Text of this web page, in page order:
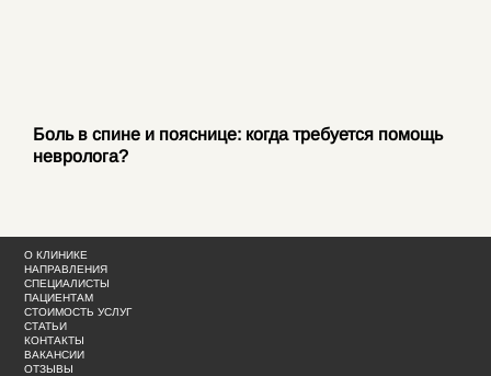
Боль в спине и пояснице: когда требуется помощь
невролога?
О КЛИНИКЕ
НАПРАВЛЕНИЯ
СПЕЦИАЛИСТЫ
ПАЦИЕНТАМ
СТОИМОСТЬ УСЛУГ
СТАТЬИ
КОНТАКТЫ
ВАКАНСИИ
ОТЗЫВЫ